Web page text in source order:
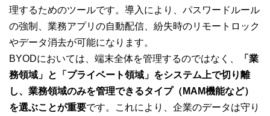
理するためのツールです。導入により、パスワードルール
の強制、業務アプリの自動配信、紛失時のリモートロック
やデータ消去が可能になります。
BYODにおいては、端末全体を管理するのではなく、
「業
務領域」と「プライベート領域」をシステム上で切り離
し、業務領域のみを管理できるタイプ（MAM機能など）
を選ぶことが重要です。これにより、企業のデータは守り